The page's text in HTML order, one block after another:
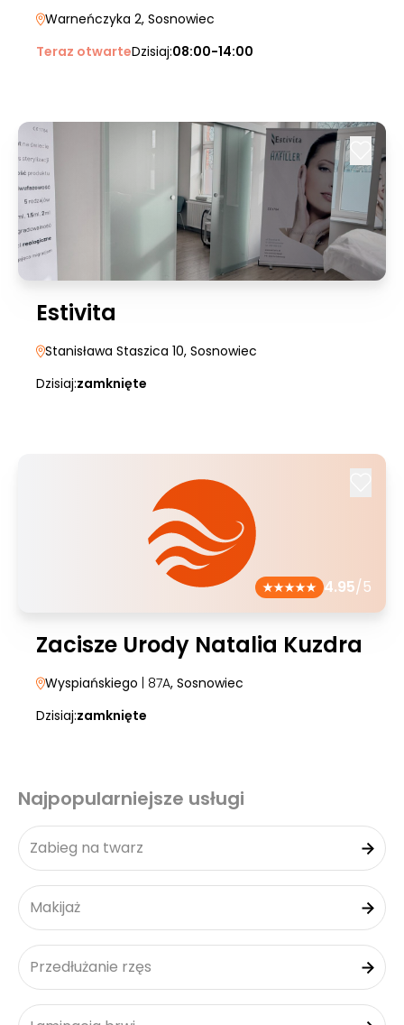
Warneńczyka 2, Sosnowiec
Teraz otwarteDzisiaj:08:00-14:00
Estivita
Stanisława Staszica 10, Sosnowiec
Dzisiaj:zamknięte
4.95/5
Zacisze Urody Natalia Kuzdra
Wyspiańskiego | 87A, Sosnowiec
Dzisiaj:zamknięte
Najpopularniejsze usługi
Zabieg na twarz
Makijaż
Przedłużanie rzęs